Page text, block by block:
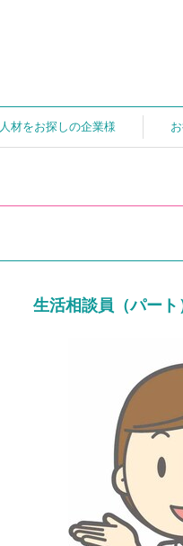
人材をお探しの企業様
生活相談員（パー